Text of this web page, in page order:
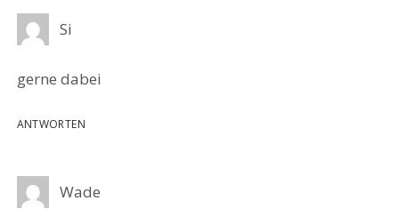
Si
gerne dabei
ANTWORTEN
Wade